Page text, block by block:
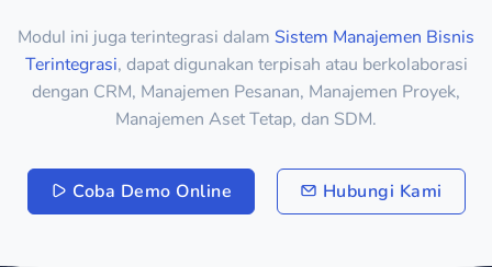
Modul ini juga terintegrasi dalam Sistem Manajemen Bisnis
Terintegrasi, dapat digunakan terpisah atau berkolaborasi
dengan CRM, Manajemen Pesanan, Manajemen Proyek,
Manajemen Aset Tetap, dan SDM.
Coba Demo Online Hubungi Kami